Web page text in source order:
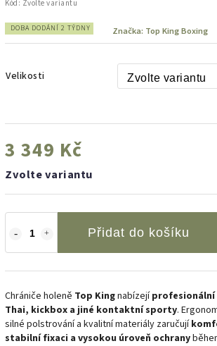
Kód: Zvolte variantu
DOBA DODÁNÍ 2 TÝDNY Značka: Top King Boxing
Velikosti
3 349 Kč
Zvolte variantu
Přidat do košíku
Chrániče holeně Top Kingnabízejíprofesionální
Thai, kickbox a jiné kontaktní sporty.
silné polstrování a kvalitní materiály zaručují
stabilní fixaci a vysokou úroveň ochrany